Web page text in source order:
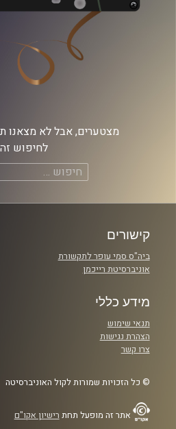
מצטערים, אבל לא מצאנו
לחיפוש
חיפוש:
קישורים
ביה"ס סמי עופר לתקשורת
אוניברסיטת רייכמן
מידע כללי
תנאי שימוש
הצהרת נגישות
צרו קשר
© כל הזכויות שמורות לקול האוניברסיטה
אתר זה מופעל תחת רישיון אקו"ם